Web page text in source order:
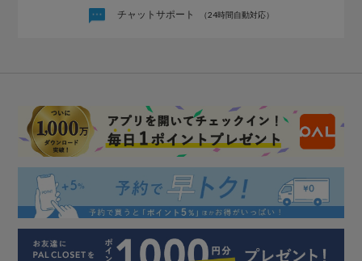
チャットサポート （24時間自動対応）